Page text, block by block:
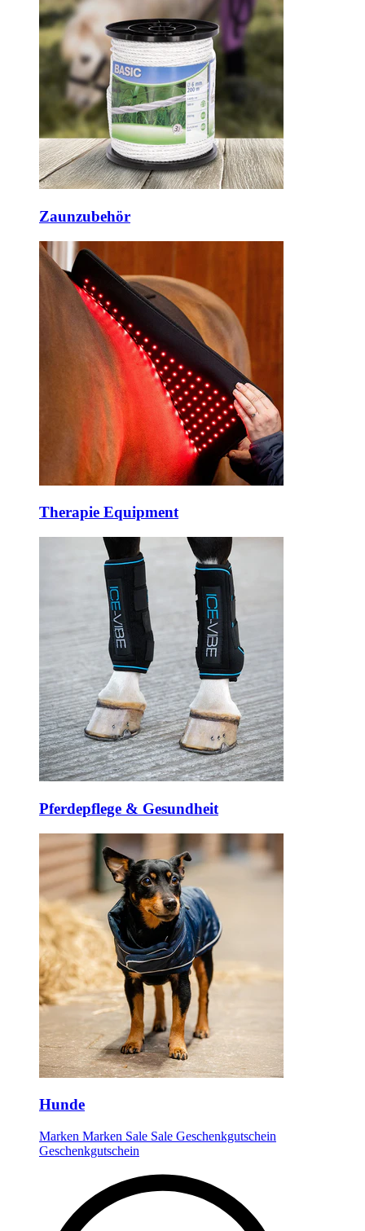
Zaunzubehör
Therapie Equipment
Pferdepflege & Gesundheit
Hunde
Marken Marken Sale Sale Geschenkgutschein
Geschenkgutschein